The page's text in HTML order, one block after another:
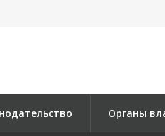
Органы